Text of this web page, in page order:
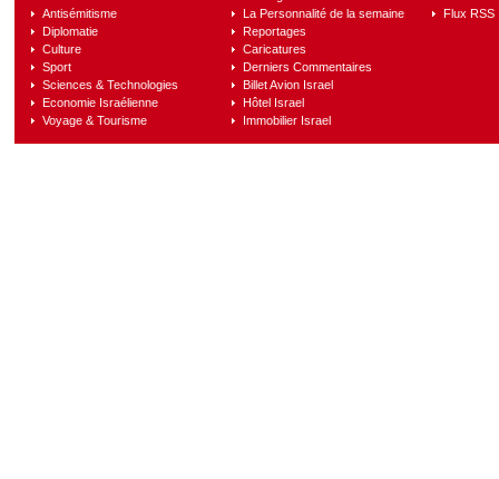
Antisémitisme
Diplomatie
Culture
Sport
Sciences & Technologies
Economie Israélienne
Voyage & Tourisme
La Personnalité de la semaine
Reportages
Caricatures
Derniers Commentaires
Billet Avion Israel
Hôtel Israel
Immobilier Israel
Flux RSS